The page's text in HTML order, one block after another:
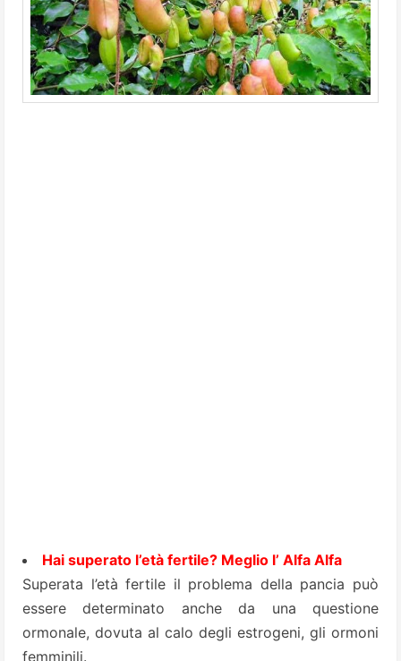
Hai superato l’età fertile? Meglio l’ Alfa Alfa
Superata l’età fertile il problema della pancia può
essere determinato anche da una questione
ormonale, dovuta al calo degli estrogeni, gli ormoni
femminili.